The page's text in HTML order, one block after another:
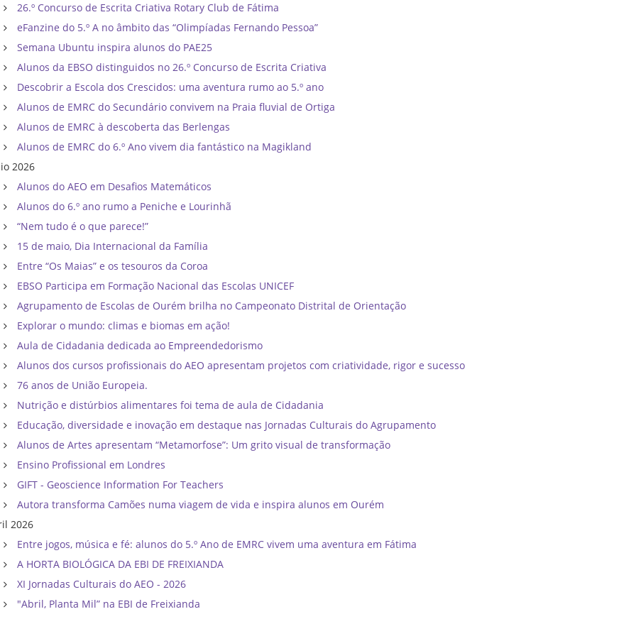
26.º Concurso de Escrita Criativa Rotary Club de Fátima
eFanzine do 5.º A no âmbito das “Olimpíadas Fernando Pessoa”
Semana Ubuntu inspira alunos do PAE25
Alunos da EBSO distinguidos no 26.º Concurso de Escrita Criativa
Descobrir a Escola dos Crescidos: uma aventura rumo ao 5.º ano
Alunos de EMRC do Secundário convivem na Praia fluvial de Ortiga
Alunos de EMRC à descoberta das Berlengas
Alunos de EMRC do 6.º Ano vivem dia fantástico na Magikland
2026
Alunos do AEO em Desafios Matemáticos
Alunos do 6.º ano rumo a Peniche e Lourinhã
“Nem tudo é o que parece!”
15 de maio, Dia Internacional da Família
Entre “Os Maias” e os tesouros da Coroa
EBSO Participa em Formação Nacional das Escolas UNICEF
Agrupamento de Escolas de Ourém brilha no Campeonato Distrital de Orientação ​
Explorar o mundo: climas e biomas em ação!
Aula de Cidadania dedicada ao Empreendedorismo
Alunos dos cursos profissionais do AEO apresentam projetos com criatividade, rigor e sucesso
76 anos de União Europeia.
Nutrição e distúrbios alimentares foi tema de aula de Cidadania
Educação, diversidade e inovação em destaque nas Jornadas Culturais do Agrupamento
Alunos de Artes apresentam “Metamorfose”: Um grito visual de transformação
Ensino Profissional em Londres
GIFT - Geoscience Information For Teachers
Autora transforma Camões numa viagem de vida e inspira alunos em Ourém
2026
Entre jogos, música e fé: alunos do 5.º Ano de EMRC vivem uma aventura em Fátima
A HORTA BIOLÓGICA DA EBI DE FREIXIANDA
XI Jornadas Culturais do AEO - 2026
"Abril, Planta Mil” na EBI de Freixianda